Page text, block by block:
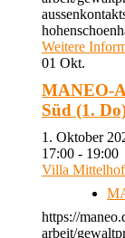
Weitere
01 Okt.
MANEO-
Süd (1.
1. Oktober
17:00 - 19:00
Villa
https://
arbeit/